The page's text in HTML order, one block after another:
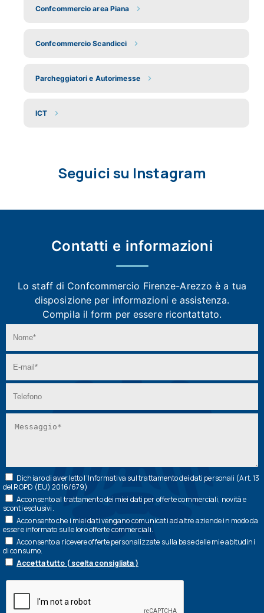
Confcommercio area Piana
Confcommercio Scandicci
Parcheggiatori e Autorimesse
ICT
Seguici su Instagram
Contatti e informazioni
Lo staff di Confcommercio Firenze-Arezzoè a tua
disposizione per informazioni e assistenza.
Compila il form per essere ricontattato.
Dichiaro di aver letto l’Informativa sul trattamento dei dati personali (Art. 13
del RGPD (EU) 2016/679)
Acconsento al trattamento dei miei dati per offerte commerciali, novità e
sconti esclusivi.
Acconsento che i miei dati vengano comunicati ad altre aziende in modo da
essere informato sulle loro offerte commerciali.
Acconsento a ricevere offerte personalizzate sulla base delle mie abitudini
di consumo.
Accetta tutto ( scelta consigliata )